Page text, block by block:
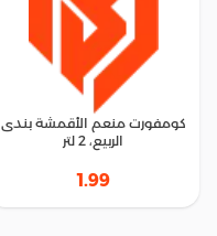
كومفورت منعم الأقمشة بندى
الربيع، 2 لتر
1.99